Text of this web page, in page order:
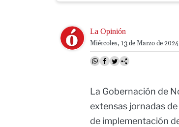
Image La Opinión
Miércoles, 13 de Marzo de 2024
La Gobernación de
extensas jornadas
de implementación